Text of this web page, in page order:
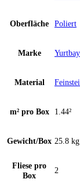
Oberfläche Poliert
Marke Yurtbay
Material
m² pro Box 1.44²
Gewicht/Box 25.8 kg
Fliese pro
Box
2